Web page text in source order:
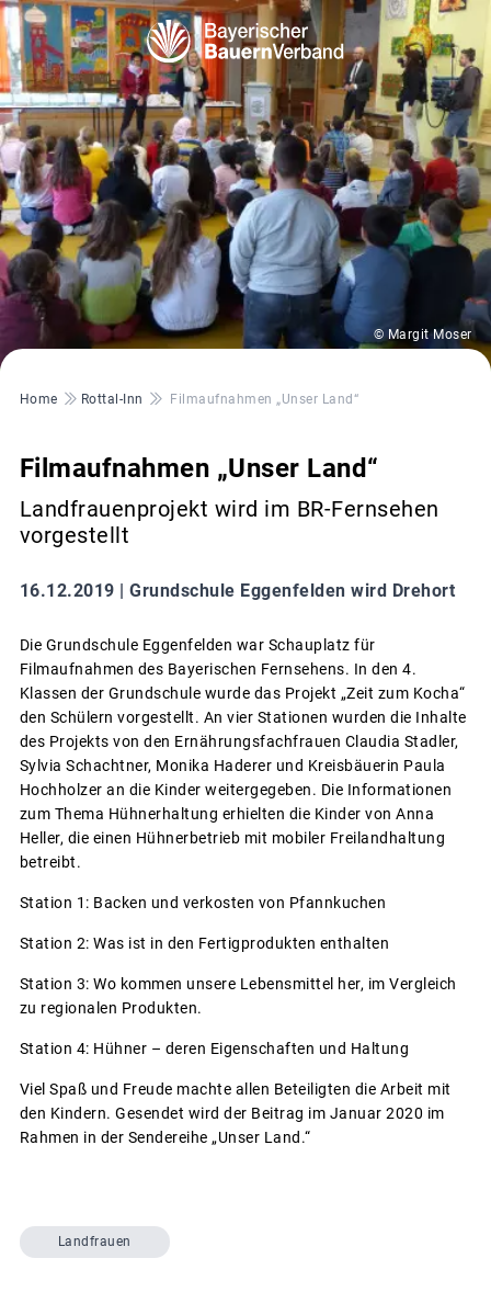
© Margit Moser
Pfadnavigation
Home Rottal-Inn Filmaufnahmen „Unser Land“
Filmaufnahmen „Unser Land“
Landfrauenprojekt wird im BR-Fernsehen
vorgestellt
16.12.2019 | Grundschule Eggenfelden wird Drehort
Die Grundschule Eggenfelden war Schauplatz für
Filmaufnahmen des Bayerischen Fernsehens. In den 4.
Klassen der Grundschule wurde das Projekt „Zeit zum Kocha“
den Schülern vorgestellt. An vier Stationen wurden die Inhalte
des Projekts von den Ernährungsfachfrauen Claudia Stadler,
Sylvia Schachtner, Monika Haderer und Kreisbäuerin Paula
Hochholzer an die Kinder weitergegeben. Die Informationen
zum Thema Hühnerhaltung erhielten die Kinder von Anna
Heller, die einen Hühnerbetrieb mit mobiler Freilandhaltung
betreibt.
Station 1: Backen und verkosten von Pfannkuchen
Station 2: Was ist in den Fertigprodukten enthalten
Station 3: Wo kommen unsere Lebensmittel her, im Vergleich
zu regionalen Produkten.
Station 4: Hühner – deren Eigenschaften und Haltung
Viel Spaß und Freude machte allen Beteiligten die Arbeit mit
den Kindern. Gesendet wird der Beitrag im Januar 2020 im
Rahmen in der Sendereihe „Unser Land.“
Landfrauen